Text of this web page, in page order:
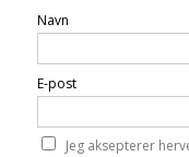
Navn
E-post
Jeg aksepterer